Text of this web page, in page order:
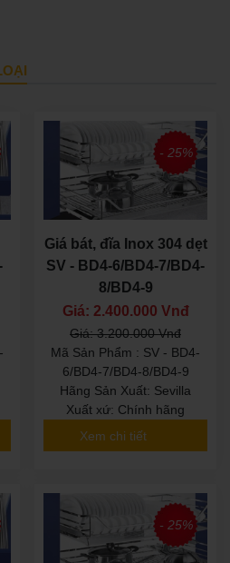
- 25%
Giá bát, đĩa Inox 304 dẹt
SV - BD4-6/BD4-7/BD4-
8/BD4-9
Giá: 2.400.000 Vnđ
Giá: 3.200.000 Vnđ
Mã Sản Phẩm : SV - BD4-
6/BD4-7/BD4-8/BD4-9
Hãng Sản Xuất: Sevilla
Xuất xứ: Chính hãng
Xem chi tiết
- 25%